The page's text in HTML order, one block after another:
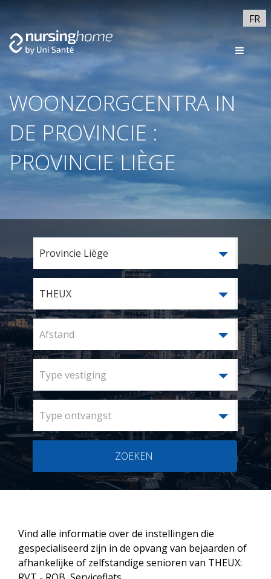
FR
WOONZORGCENTRA IN
DE PROVINCIE :
PROVINCIE LIÈGE
Provincie Liège
THEUX
Afstand
Type vestiging
Type ontvangst
ZOEKEN
Vind alle informatie over de instellingen die
gespecialiseerd zijn in de opvang van bejaarden of
afhankelijke of zelfstandige senioren van THEUX: